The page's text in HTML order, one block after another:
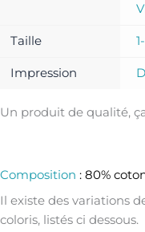
Taille
Impression
Un produit de qualité,
Composition : 80%
Il existe des variations
coloris, listés ci dessous.